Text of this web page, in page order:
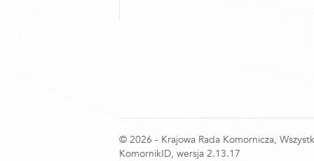
© 2026 - Krajowa Rada Komornicza,
KomornikID, wersja 2.13.17